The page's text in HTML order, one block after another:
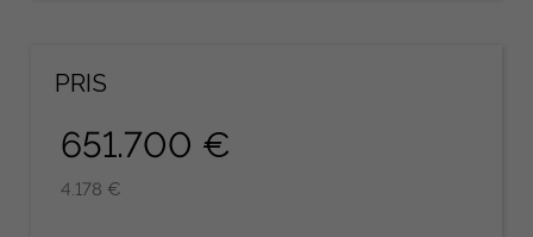
PRIS
651.700 €
4.178 €